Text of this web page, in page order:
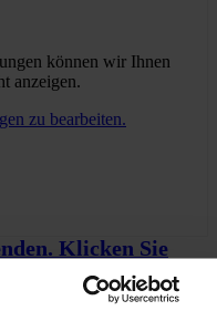
können wir Ihnen
anzeigen.
zu bearbeiten.
Klicken Sie